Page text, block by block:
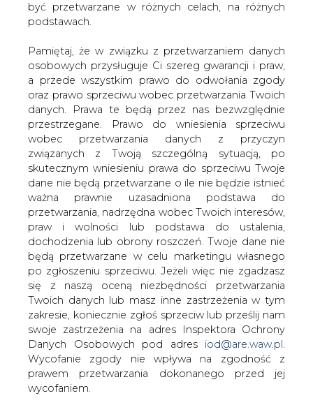
być przetwarzane w różnych celach, na różnych
podstawach.
Pamiętaj, że w związku z przetwarzaniem danych
osobowych przysługuje Ci szereg gwarancji i praw,
a przede wszystkim prawo do odwołania zgody
oraz prawo sprzeciwu wobec przetwarzania Twoich
danych. Prawa te będą przez nas bezwzględnie
przestrzegane. Prawo do wniesienia sprzeciwu
wobec przetwarzania danych z przyczyn
związanych z Twoją szczególną sytuacją, po
skutecznym wniesieniu prawa do sprzeciwu Twoje
dane nie będą przetwarzane o ile nie będzie istnieć
ważna prawnie uzasadniona podstawa do
przetwarzania, nadrzędna wobec Twoich interesów,
praw i wolności lub podstawa do ustalenia,
dochodzenia lub obrony roszczeń. Twoje dane nie
będą przetwarzane w celu marketingu własnego
po zgłoszeniu sprzeciwu. Jeżeli więc nie zgadzasz
się z naszą oceną niezbędności przetwarzania
Twoich danych lub masz inne zastrzeżenia w tym
zakresie, koniecznie zgłoś sprzeciw lub prześlij nam
swoje zastrzeżenia na adres Inspektora Ochrony
Danych Osobowych pod adres iod@are.waw.pl.
Wycofanie zgody nie wpływa na zgodność z
prawem przetwarzania dokonanego przed jej
wycofaniem.
NBP analizuje zagadnienia
dotyczące pieniądza cyfrowego
banku centralnego
Narodowy Bank Polski analizuje
zagadnienia związane z pieniądzem
cyfrowym banku centralnego, na razie
przeważają negatywne wnioski - wynika
z wypowiedzi prezesa NBP Adama
Glapińskiego przekazanej PAP przez
bank centralny.
Narodowy Bank Polski był proszony przez PAP o ocenę
przedstawionej przez Europejski Bank Centralny
koncepcji emisji cyfrowego euro i możliwości zakładania
dla tej waluty darmowych rachunków w EBC.